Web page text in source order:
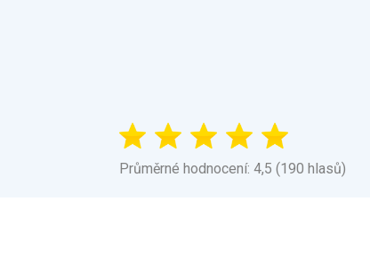
Průměrné hodnocení: 4,5 (190 hlasů)